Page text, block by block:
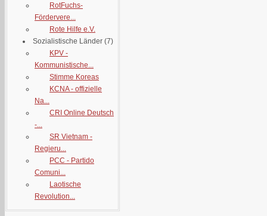
RotFuchs-
Fördervere...
Rote Hilfe e.V.
Sozialistische Länder (7)
KPV -
Kommunistische...
Stimme Koreas
KCNA - offizielle
Na...
CRI Online Deutsch
-...
SR Vietnam -
Regieru...
PCC - Partido
Comuni...
Laotische
Revolution...